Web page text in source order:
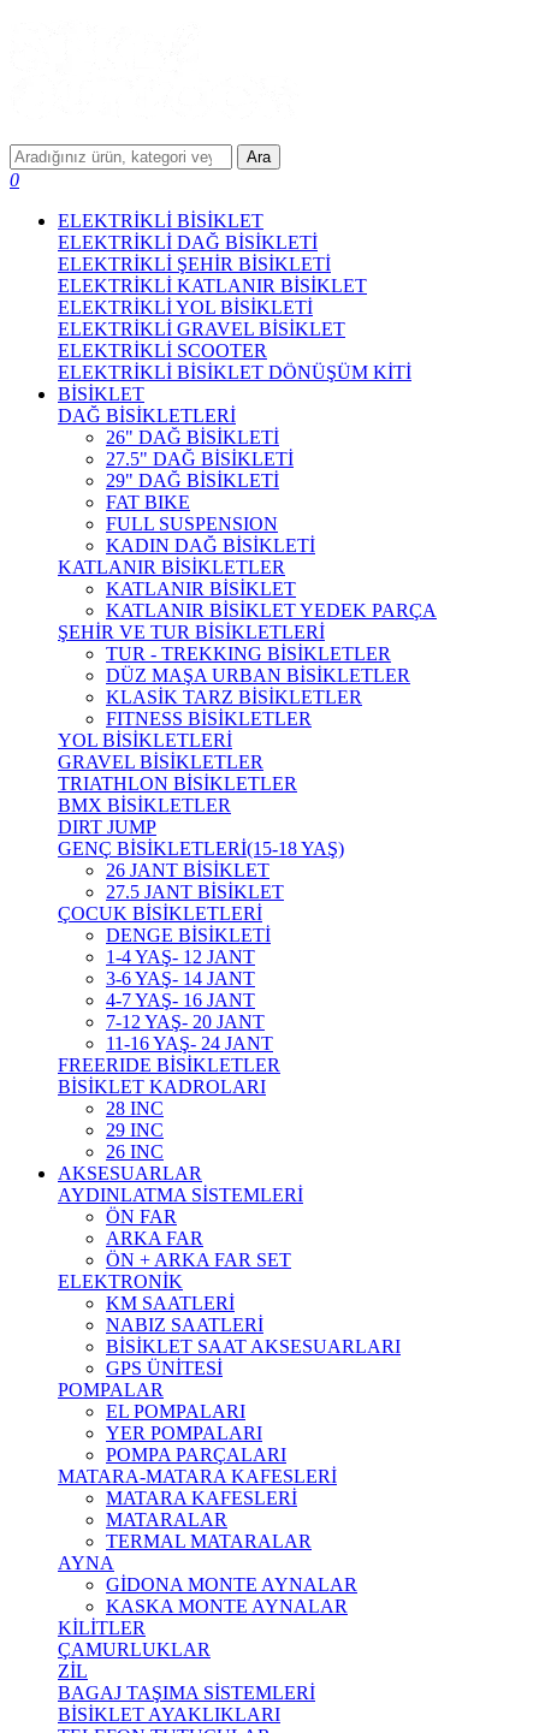
Ara
0
ELEKTRİKLİ BİSİKLET
ELEKTRİKLİ DAĞ BİSİKLETİ
ELEKTRİKLİ ŞEHİR BİSİKLETİ
ELEKTRİKLİ KATLANIR BİSİKLET
ELEKTRİKLİ YOL BİSİKLETİ
ELEKTRİKLİ GRAVEL BİSİKLET
ELEKTRİKLİ SCOOTER
ELEKTRİKLİ BİSİKLET DÖNÜŞÜM KİTİ
BİSİKLET
DAĞ BİSİKLETLERİ
26" DAĞ BİSİKLETİ
27.5" DAĞ BİSİKLETİ
29" DAĞ BİSİKLETİ
FAT BIKE
FULL SUSPENSION
KADIN DAĞ BİSİKLETİ
KATLANIR BİSİKLETLER
KATLANIR BİSİKLET
KATLANIR BİSİKLET YEDEK PARÇA
ŞEHİR VE TUR BİSİKLETLERİ
TUR - TREKKING BİSİKLETLER
DÜZ MAŞA URBAN BİSİKLETLER
KLASİK TARZ BİSİKLETLER
FITNESS BİSİKLETLER
YOL BİSİKLETLERİ
GRAVEL BİSİKLETLER
TRIATHLON BİSİKLETLER
BMX BİSİKLETLER
DIRT JUMP
GENÇ BİSİKLETLERİ(15-18 YAŞ)
26 JANT BİSİKLET
27.5 JANT BİSİKLET
ÇOCUK BİSİKLETLERİ
DENGE BİSİKLETİ
1-4 YAŞ- 12 JANT
3-6 YAŞ- 14 JANT
4-7 YAŞ- 16 JANT
7-12 YAŞ- 20 JANT
11-16 YAŞ- 24 JANT
FREERIDE BİSİKLETLER
BİSİKLET KADROLARI
28 INC
29 INC
26 INC
AKSESUARLAR
AYDINLATMA SİSTEMLERİ
ÖN FAR
ARKA FAR
ÖN + ARKA FAR SET
ELEKTRONİK
KM SAATLERİ
NABIZ SAATLERİ
BİSİKLET SAAT AKSESUARLARI
GPS ÜNİTESİ
POMPALAR
EL POMPALARI
YER POMPALARI
POMPA PARÇALARI
MATARA-MATARA KAFESLERİ
MATARA KAFESLERİ
MATARALAR
TERMAL MATARALAR
AYNA
GİDONA MONTE AYNALAR
KASKA MONTE AYNALAR
KİLİTLER
ÇAMURLUKLAR
ZİL
BAGAJ TAŞIMA SİSTEMLERİ
BİSİKLET AYAKLIKLARI